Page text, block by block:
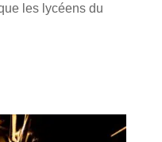
les lycéens du